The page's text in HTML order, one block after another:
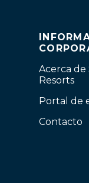
Acerca de
Resorts
Portal de
Contacto